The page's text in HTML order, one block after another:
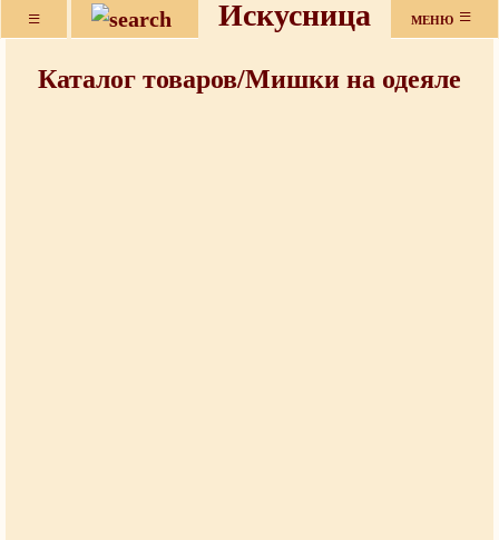
≡ Искусница МЕНЮ ≡
Каталог товаров/Мишки на одеяле